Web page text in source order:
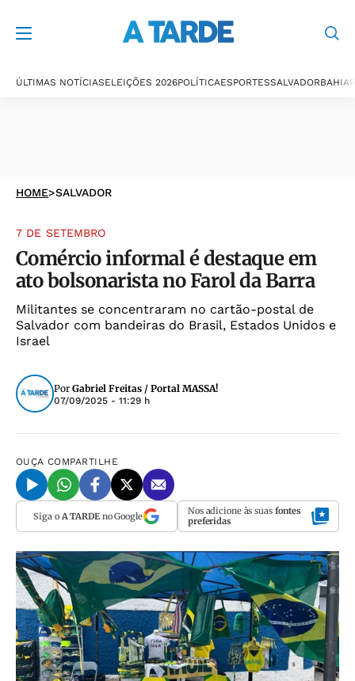
ÚLTIMAS NOTÍCIASELEIÇÕES 2026POLÍTICAESPORTESSALVADORBAHIA
HOME>SALVADOR
7 DE SETEMBRO
Comércio informal é destaque em
ato bolsonarista no Farol da Barra
Militantes se concentraram no cartão-postal de
Salvador com bandeiras do Brasil, Estados Unidos e
Israel
Por Gabriel Freitas / Portal MASSA!
07/09/2025 - 11:29 h
OUÇA COMPARTILHE
Siga o A TARDEno Google Nos adicione às suas fontes
preferidas